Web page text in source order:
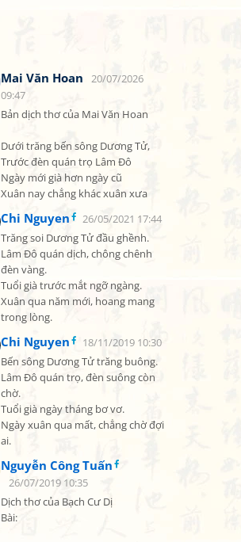
Mai Văn Hoan
20/07/2026
09:47
Bản dịch thơ của Mai Văn Hoan
Dưới trăng bến sông Dương Tử,
Trước đèn quán trọ Lâm Đô
Ngày mới già hơn ngày cũ
Xuân nay chẳng khác xuân xưa
Chi Nguyen
26/05/2021 17:44
Trăng soi Dương Tử đầu ghềnh.
Lâm Đô quán dịch, chông chênh
đèn vàng.
Tuổi già trước mắt ngỡ ngàng.
Xuân qua năm mới, hoang mang
trong lòng.
Chi Nguyen
18/11/2019 10:30
Bến sông Dương Tử trăng buông.
Lâm Đô quán trọ, đèn suông còn
chờ.
Tuổi già ngày tháng bơ vơ.
Ngày xuân qua mất, chẳng chờ đợi
ai.
Nguyễn Công Tuấn
26/07/2019 10:35
Dịch thơ của Bạch Cư Dị
Bài: